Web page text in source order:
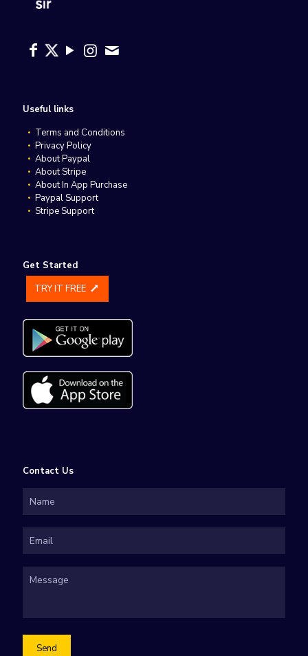
Useful links
Terms and Conditions
Privacy Policy
About Paypal
About Stripe
About In App Purchase
Paypal Support
Stripe Support
Get Started
TRY IT FREE
Contact Us